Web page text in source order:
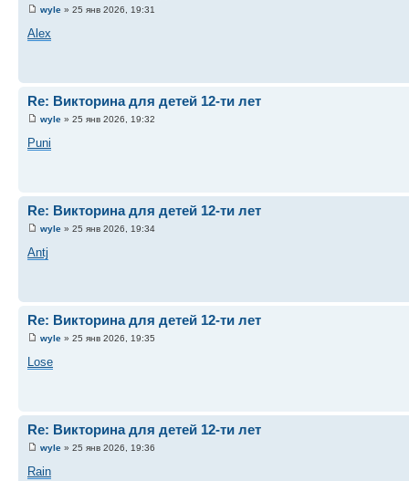
wyle » 25 янв 2026, 19:31
Alex
Re: Викторина для детей 12-ти лет
wyle » 25 янв 2026, 19:32
Puni
Re: Викторина для детей 12-ти лет
wyle » 25 янв 2026, 19:34
Antj
Re: Викторина для детей 12-ти лет
wyle » 25 янв 2026, 19:35
Lose
Re: Викторина для детей 12-ти лет
wyle » 25 янв 2026, 19:36
Rain